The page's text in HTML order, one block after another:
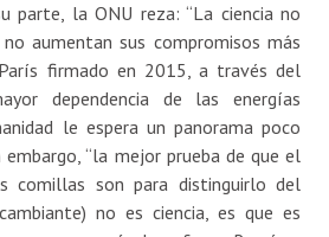
parte, la ONU reza: “La ciencia no
aumentan sus compromisos más
firmado en 2015, a través del
dependencia de las energías
le espera un panorama poco
embargo, “la mejor prueba de que el
comillas son para distinguirlo del
no es ciencia, es que es